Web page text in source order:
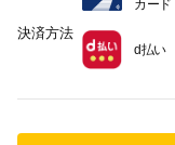
決済方法
カード
d払い